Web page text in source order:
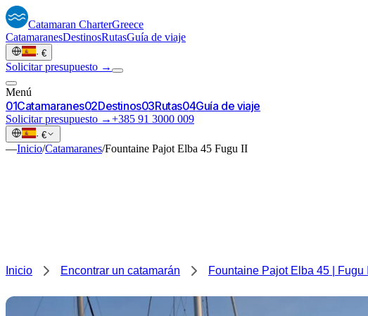
Catamaran CharterGreece
CatamaranesDestinosRutasGuía de viaje
· €
Solicitar presupuesto →
Menú
01Catamaranes02Destinos03Rutas04Guía de viaje
Solicitar presupuesto →+385 91 3000 009
· €
—Inicio/Catamaranes/Fountaine Pajot Elba 45 Fugu II
Inicio Encontrar un catamarán Fountaine Pajot Elba 45 | Fugu II